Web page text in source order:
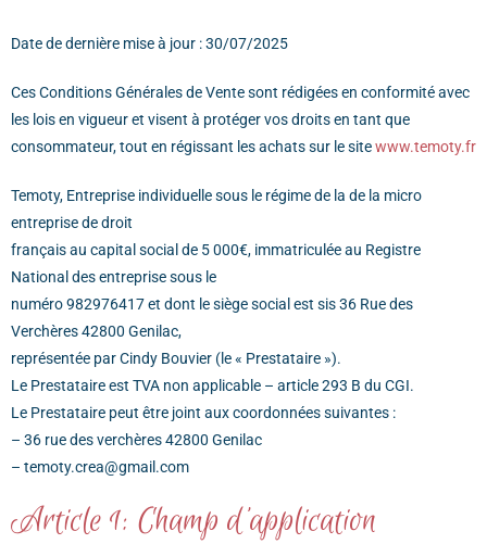
Date de dernière mise à jour : 30/07/2025
Ces Conditions Générales de Vente sont rédigées en conformité avec
les lois en vigueur et visent à protéger vos droits en tant que
consommateur, tout en régissant les achats sur le sitewww.temoty.fr
Temoty, Entreprise individuelle sous le régime de la de la micro
entreprise de droit
français au capital social de 5 000€, immatriculée au Registre
National des entreprise sous le
numéro 982976417 et dont le siège social est sis 36 Rue des
Verchères 42800 Genilac,
représentée par Cindy Bouvier (le « Prestataire »).
Le Prestataire est TVA non applicable – article 293 B du CGI.
Le Prestataire peut être joint aux coordonnées suivantes :
– 36 rue des verchères 42800 Genilac
– temoty.crea@gmail.com
Article 1: Champ d'application